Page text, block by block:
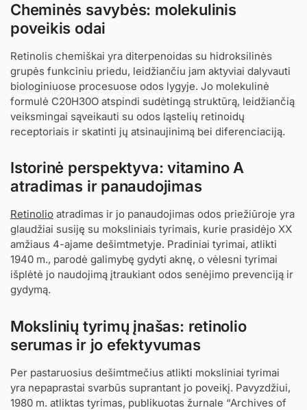
Cheminės savybės: molekulinis
poveikis odai
Retinolis chemiškai yra diterpenoidas su hidroksilinės
grupės funkciniu priedu, leidžiančiu jam aktyviai dalyvauti
biologiniuose procesuose odos lygyje. Jo molekulinė
formulė C20H30O atspindi sudėtingą struktūrą, leidžiančią
veiksmingai sąveikauti su odos ląstelių retinoidų
receptoriais ir skatinti jų atsinaujinimą bei diferenciaciją.
Istorinė perspektyva: vitamino A
atradimas ir panaudojimas
Retinolio atradimas ir jo panaudojimas odos priežiūroje yra
glaudžiai susiję su moksliniais tyrimais, kurie prasidėjo XX
amžiaus 4-ajame dešimtmetyje. Pradiniai tyrimai, atlikti
1940 m., parodė galimybę gydyti aknę, o vėlesni tyrimai
išplėtė jo naudojimą įtraukiant odos senėjimo prevenciją ir
gydymą.
Mokslinių tyrimų įnašas: retinolio
serumas ir jo efektyvumas
Per pastaruosius dešimtmečius atlikti moksliniai tyrimai
yra nepaprastai svarbūs suprantant jo poveikį. Pavyzdžiui,
1980 m. atliktas tyrimas, publikuotas žurnale “Archives of